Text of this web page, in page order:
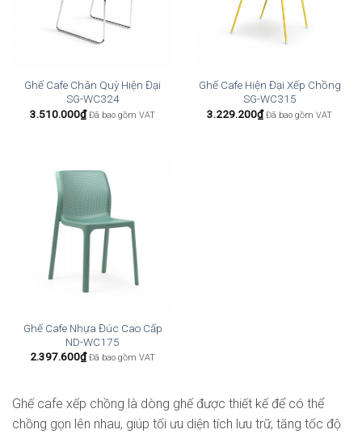
Ghế Cafe Chân Quỳ Hiện Đại
SG-WC324
3.510.000₫ Đã bao gồm VAT
Ghế Cafe Hiện Đại Xếp Chồng
SG-WC315
3.229.200₫ Đã bao gồm VAT
Ghế Cafe Nhựa Đúc Cao Cấp
ND-WC175
2.397.600₫ Đã bao gồm VAT
Ghế cafe xếp chồng là dòng ghế được thiết kế để có thể
chồng gọn lên nhau, giúp tối ưu diện tích lưu trữ, tăng tốc độ